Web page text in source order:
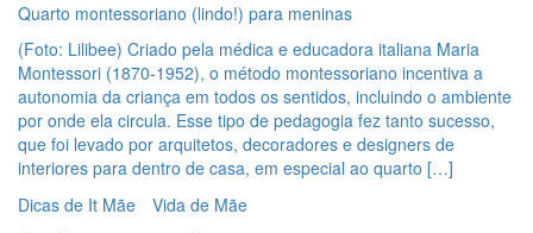
Quarto montessoriano (lindo!) para meninas
(Foto: Lilibee) Criado pela médica e educadora italiana Maria
Montessori (1870-1952), o método montessoriano incentiva a
autonomia da criança em todos os sentidos, incluindo o ambiente
por onde ela circula. Esse tipo de pedagogia fez tanto sucesso,
que foi levado por arquitetos, decoradores e designers de
interiores para dentro de casa, em especial ao quarto […]
Dicas de It Mãe
Vida de Mãe